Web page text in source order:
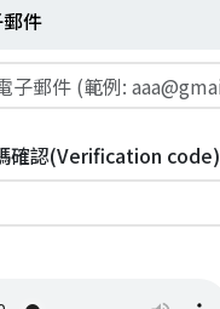
件
確認(Verification code)